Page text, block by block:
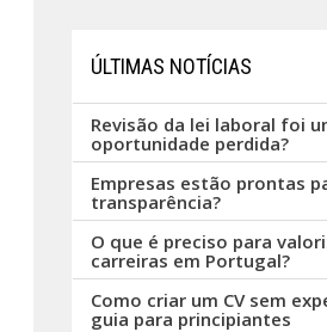
ÚLTIMAS NOTÍCIAS
Revisão da lei laboral foi
oportunidade perdida?
Empresas estão prontas
transparência?
O que é preciso para
carreiras em Portugal?
Como criar um CV sem
guia para principiantes